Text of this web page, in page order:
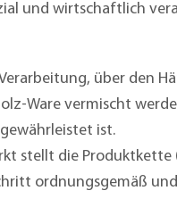
und wirtschaftlich
über den
Ware vermischt
ist.
stellt die Produktkette
ordnungsgemäß